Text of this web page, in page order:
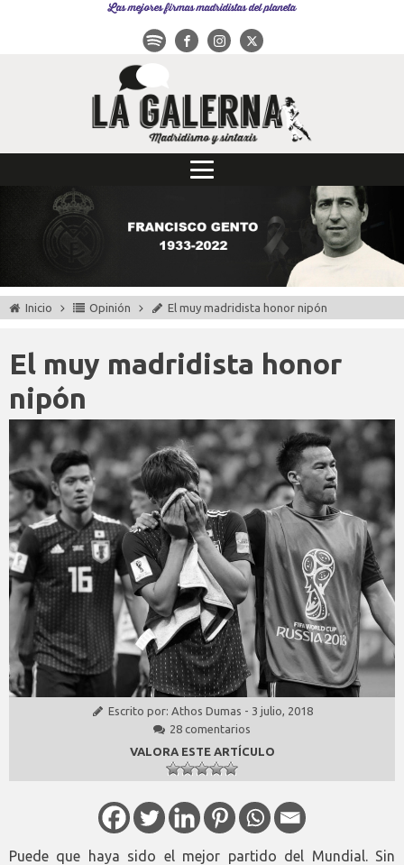
Las mejores firmas madridistas del planeta
Inicio Opinión El muy madridista honor nipón
El muy madridista honor
nipón
Escrito por: Athos Dumas - 3 julio, 2018
28 comentarios
VALORA ESTE ARTÍCULO
Puede que haya sido el mejor partido del Mundial. Sin